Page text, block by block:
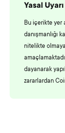
Yasal Uyarı
Bu içerikte yer
danışmanlığı
nitelikte
dayanarak
zararlardan